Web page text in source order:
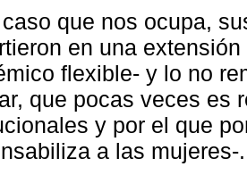
que nos ocupa,
en una
flexible- y lo no
que pocas veces es
y por el que
a las mujeres-.